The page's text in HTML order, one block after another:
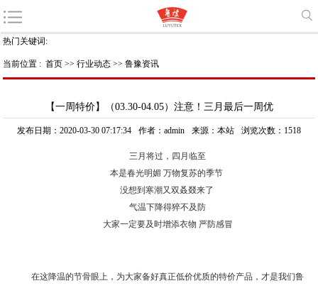
热门关键词:
当前位置 : 首页 >> 行业动态 >> 鲁豫资讯
【一周特价】（03.30-04.05）注意！三月最后一周优
发布日期：2020-03-30 07:17:34 作者：admin 来源：本站 浏览次数：1518
三月将过，四月临至
本是春光明媚 万物复苏的季节
没想到寒潮又双叒叕来了
气温下降得猝不及防
大家一定要及时增添衣物 严防感冒
在这降温的节骨眼上，为大家备好真正低价优质的特价产品，才是我们鲁